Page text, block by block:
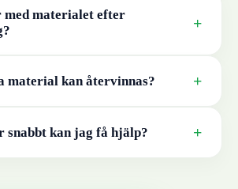
med materialet efter
+
material kan återvinnas? +
snabbt kan jag få hjälp? +